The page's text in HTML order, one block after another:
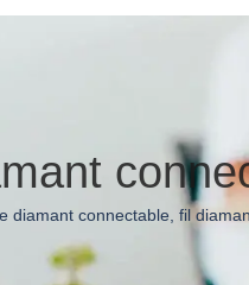
diamant connectable fil